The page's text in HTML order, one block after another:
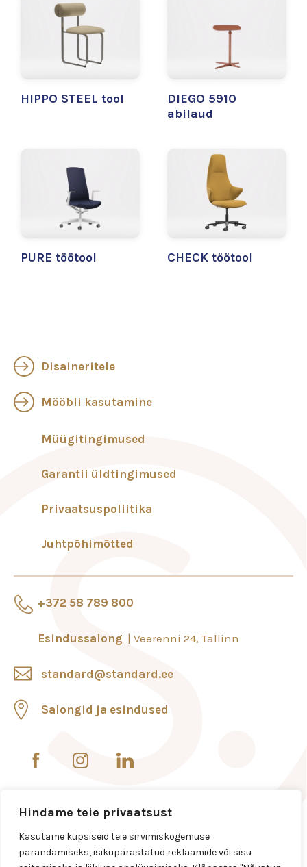
Hindame teie privaatsust
Kasutame küpsiseid teie sirvimiskogemuse
parandamiseks, isikupärastatud reklaamide või sisu
HIPPO STEEL tool
DIEGO 5910
abilaud
PURE töötool CHECK töötool
+372 58 789 800
Esindussalong Veerenni 24, Tallinn
standard@standard.ee
Salongid ja esindused
Disaineritele
Mööbli kasutamine
Müügitingimused
Garantii üldtingimused
Privaatsuspoliitika
Juhtpõhimõtted